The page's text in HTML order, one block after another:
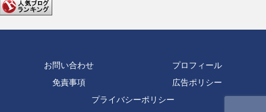
お問い合わせ
プロフィール
免責事項
広告ポリシー
プライバシーポリシー